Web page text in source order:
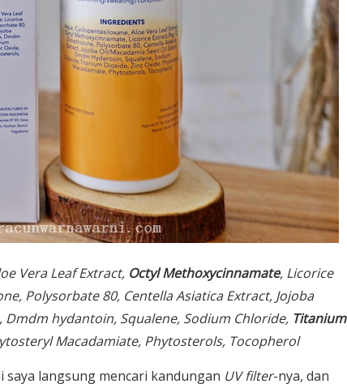
Vera Leaf Extract, Octyl Methoxycinnamate, Licorice
Polysorbate 80, Centella Asiatica Extract, Jojoba
Dmdm hydantoin, Squalene, Sodium Chloride, Titanium
Macadamiate, Phytosterols, Tocopherol
saya langsung mencari kandungan UV filter-nya, dan